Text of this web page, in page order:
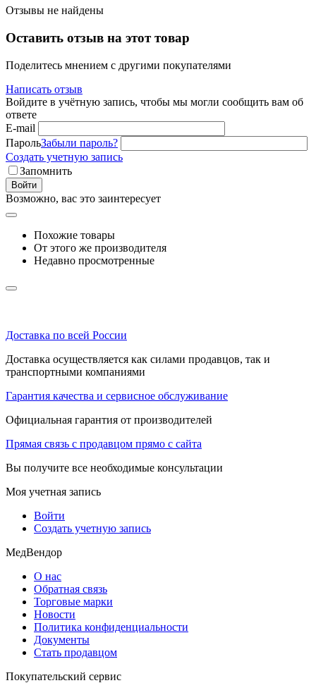
Отзывы не найдены
Оставить отзыв на этот товар
Поделитесь мнением с другими покупателями
Написать отзыв
Войдите в учётную запись, чтобы мы могли сообщить вам об
ответе
E-mail
ПарольЗабыли пароль?
Создать учетную запись
Запомнить
Войти
Возможно, вас это заинтересует
Похожие товары
От этого же производителя
Недавно просмотренные
Доставка по всей России
Доставка осуществляется как силами продавцов, так и
транспортными компаниями
Гарантия качества и сервисное обслуживание
Официальная гарантия от производителей
Прямая связь с продавцом прямо с сайта
Вы получите все необходимые консультации
Моя учетная запись
Войти
Создать учетную запись
МедВендор
О нас
Обратная связь
Торговые марки
Новости
Политика конфиденциальности
Документы
Стать продавцом
Покупательский сервис